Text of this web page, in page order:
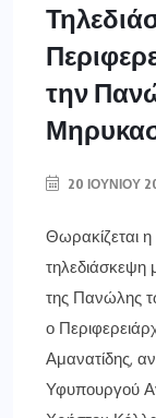
την
20 ΙΟΥΝΊΟΥ
Θωρακίζεται
τηλεδιάσκεψη
της Πανώλης
ο
Αμανατίδης,
Υφυπουργού